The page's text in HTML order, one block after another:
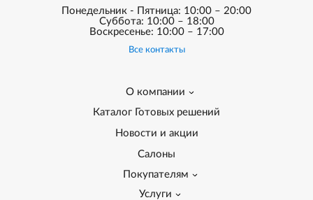
Понедельник - Пятница: 10:00 – 20:00
Суббота: 10:00 – 18:00
Воскресенье: 10:00 – 17:00
Все контакты
О компании
Каталог Готовых решений
Новости и акции
Салоны
Покупателям
Услуги